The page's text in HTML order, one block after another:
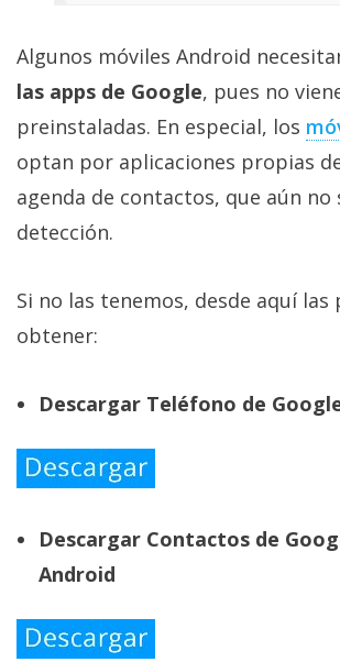
Algunos móviles Android
las apps de Google, pues no
preinstaladas. En especial, los
optan por aplicaciones propias
agenda de contactos, que aún
detección.
Si no las tenemos, desde aquí las
obtener:
Descargar Teléfono de
Descargar Contactos de
Android